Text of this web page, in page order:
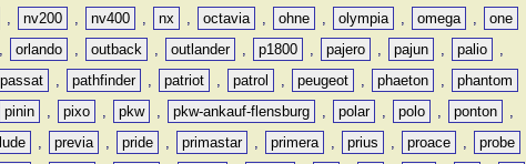
, nv200 , nv400 , nx , octavia , ohne , olympia , omega ,
one
, orlando , outback , outlander , p1800 , pajero , pajun , palio
,
passat , pathfinder , patriot , patrol , peugeot , phaeton ,
phantom
pinin , pixo , pkw , pkw-ankauf-flensburg , polar , polo , ponton
,
, previa , pride , primastar , primera , prius , proace ,
probe